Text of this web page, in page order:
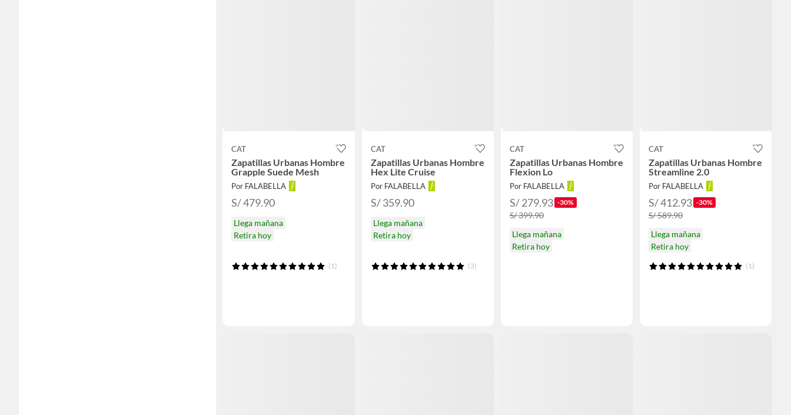
CAT
Zapatillas Urbanas Hombre
Grapple Suede Mesh
Por FALABELLA
S/ 479.90
Llega mañana
Retira hoy
(1)
CAT
Zapatillas Urbanas Hombre
Hex Lite Cruise
Por FALABELLA
S/ 359.90
Llega mañana
Retira hoy
(3)
CAT
Zapatillas Urbanas Hombre
Flexion Lo
Por FALABELLA
S/ 279.93 -30%
S/ 399.90
Llega mañana
Retira hoy
CAT
Zapatillas Urbanas Hombre
Streamline 2.0
Por FALABELLA
S/ 412.93 -30%
S/ 589.90
Llega mañana
Retira hoy
(1)